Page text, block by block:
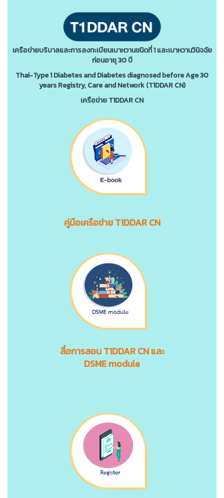
เครือข่ายบริบาลและการลงทะเบียนเบาหวานชนิดที่ 1 และเบาหวานวินิจฉัย
ก่อนอายุ 30 ปี
Thai-Type 1 Diabetes and Diabetes diagnosed before Age 30
years Registry, Care and Network (T1DDAR CN)
เครือข่าย T1DDAR CN
คู่มือเครือข่าย T1DDAR CN
สื่อการสอนT1DDAR CNและ
DSME module